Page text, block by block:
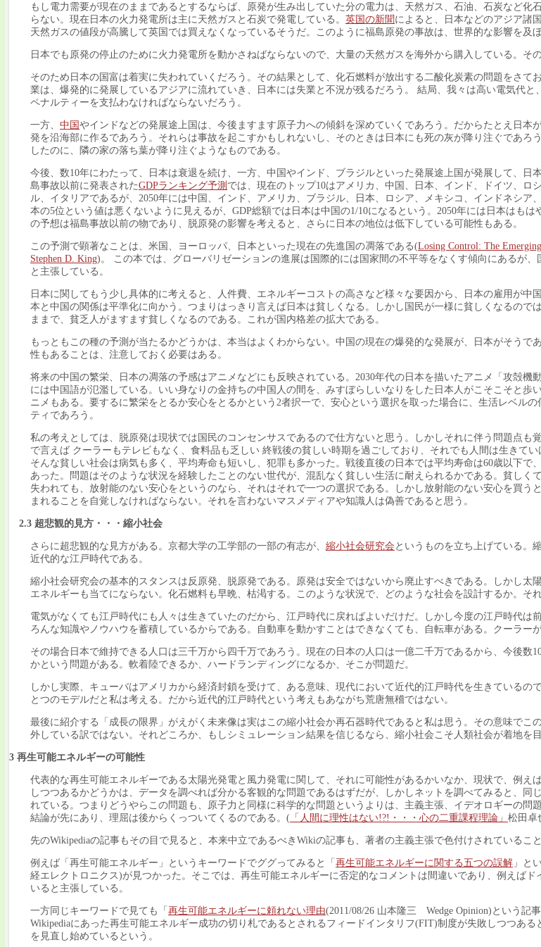
もし電力需要が現在のままであるとするならば、原発が生み出していた分の電力は、天然ガス、石油、石炭など化
らない。現在日本の火力発電所は主に天然ガスと石炭で発電している。 英国の新聞によると、日本などのアジア諸
天然ガスの値段が高騰して英国では買えなくなっているそうだ。このように福島原発の事故は、世界的な影響を及ぼ
日本でも原発の停止のために火力発電所を動かさねばならないので、大量の天然ガスを海外から購入している。そ
そのため日本の国富は着実に失われていくだろう。その結果として、化石燃料が放出する二酸化炭素の問題をさて
業は、爆発的に発展しているアジアに流れていき、日本には失業と不況が残るだろう。 結局、我々は高い電気代と
ペナルティーを支払わなければならないだろう。
一方、 中国やインドなどの発展途上国は、今後ますます原子力への傾斜を深めていくであろう。だからたとえ日本
発を沿海部に作るであろう。それらは事故を起こすかもしれないし、そのときは日本にも死の灰が降り注ぐであろ
したのに、隣の家の落ち葉が降り注ぐようなものである。
今後、数10年にわたって、日本は衰退を続け、一方、中国やインド、ブラジルといった発展途上国が発展して、日
島事故以前に発表されたGDPランキング予測 では、現在のトップ10はアメリカ、中国、日本、インド、ドイツ、ロ
ル、イタリアであるが、2050年には中国、インド、アメリカ、ブラジル、日本、ロシア、メキシコ、インドネシア
本の5位という値は悪くないように見えるが、GDP総額では日本は中国の1/10になるという。2050年には日本はもは
の予想は福島事故以前の物であり、脱原発の影響を考えると、さらに日本の地位は低下している可能性もある。
この予測で顕著なことは、米国、ヨーロッパ、日本といった現在の先進国の凋落である(Losing Control: The
Stephen D. King)。 この本では、グローバリゼーションの進展は国際的には国家間の不平等をなくす傾向にあるが、
と主張している。
日本に関してもう少し具体的に考えると、人件費、エネルギーコストの高さなど様々な要因から、日本の雇用が中
本と中国の関係は平準化に向かう。つまりはっきり言えば日本は貧しくなる。しかし国民が一様に貧しくなるので
ままで、貧乏人がますます貧しくなるのである。これが国内格差の拡大である。
もっともこの種の予測が当たるかどうかは、本当はよくわからない。中国の現在の爆発的な発展が、日本がそうで
性もあることは、注意しておく必要はある。
将来の中国の繁栄、日本の凋落の予感はアニメなどにも反映されている。2030年代の日本を描いたアニメ「攻殻機
には中国語が氾濫している。いい身なりの金持ちの中国人の間を、みすぼらしいなりをした日本人がこそこそと歩
ニメもある。要するに繁栄をとるか安心をとるかという2者択一で、安心という選択を取った場合に、生活レベル
ティであろう。
私の考えとしては、脱原発は現状では国民のコンセンサスであるので仕方ないと思う。しかしそれに伴う問題点も
で言えば クーラーもテレビもなく、食料品も乏しい 終戦後の貧しい時期を過ごしており、それでも人間は生きて
そんな貧しい社会は病気も多く、平均寿命も短いし、犯罪も多かった。戦後直後の日本では平均寿命は60歳以下で
あった。問題はそのような状況を経験したことのない世代が、混乱なく貧しい生活に耐えられるかである。貧しく
失われても、放射能のない安心をというのなら、それはそれで一つの選択である。しかし放射能のない安心を買う
まれることを自覚しなければならない。それを言わないマスメディアや知識人は偽善であると思う。
2.3 超悲観的見方・・・縮小社会
さらに超悲観的な見方がある。京都大学の工学部の一部の有志が、 縮小社会研究会 というものを立ち上げている。
近代的な江戸時代である。
縮小社会研究会の基本的スタンスは反原発、脱原発である。原発は安全ではないから廃止すべきである。しかし太
エネルギーも当てにならない。化石燃料も早晩、枯渇する。このような状況で、どのような社会を設計するか。そ
電気がなくても江戸時代にも人々は生きていたのだから、江戸時代に戻ればよいだけだ。しかし今度の江戸時代は
ろんな知識やノウハウを蓄積しているからである。自動車を動かすことはできなくても、自転車がある。クーラー
その場合日本で維持できる人口は三千万から四千万であろう。現在の日本の人口は一億二千万であるから、今後数
かという問題がある。軟着陸できるか、ハードランディングになるか、そこが問題だ。
しかし実際、キューバはアメリカから経済封鎖を受けて、ある意味、現代において近代的江戸時代を生きているの
とつのモデルだと私は考える。だから近代的江戸時代という考えもあながち荒唐無稽ではない。
最後に紹介する「成長の限界」がえがく未来像は実はこの縮小社会か再石器時代であると私は思う。その意味でこ
外している訳ではない。それどころか、もしシミュレーション結果を信じるなら、縮小社会こそ人類社会が着地を
3 再生可能エネルギーの可能性
代表的な再生可能エネルギーである太陽光発電と風力発電に関して、それに可能性があるかいなか、現状で、例え
しつつあるかどうかは、データを調べれば分かる客観的な問題であるはずだが、しかしネットを調べてみると、同
れている。つまりどうやらこの問題も、原子力と同様に科学的な問題というよりは、主義主張、イデオロギーの問
結論が先にあり、理屈は後からくっついてくるのである。( 「人間に理性はない!?!・・・心の二重課程理論」 松田卓
先のWikipediaの記事もその目で見ると、本来中立であるべきWikiの記事も、著者の主義主張で色付けされていること
例えば「再生可能エネルギー」というキーワードでググってみると「 再生可能エネルギーに関する五つの誤解 」と
経エレクトロニクス)が見つかった。そこでは、再生可能エネルギーに否定的なコメントは間違いであり、例えばド
いると主張している。
一方同じキーワードで見ても「 再生可能エネルギーに頼れない理由(2011/08/26 山本隆三 Wedge Opinion)という記
Wikipediaにあった再生可能エネルギー成功の切り札であるとされるフィードインタリフ(FIT)制度が失敗しつつあ
を見直し始めているという。